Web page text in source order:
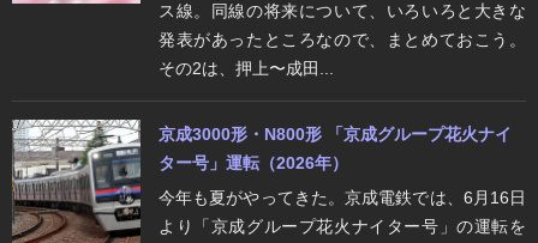
ス線。同線の将来について、いろいろと大きな
発表があったところなので、まとめておこう。
その2は、押上〜成田...
京成3000形・N800形 「京成グループ花火ナイ
ター号」運転（2026年）
今年も夏がやってきた。京成電鉄では、6月16日
より「京成グループ花火ナイター号」の運転を